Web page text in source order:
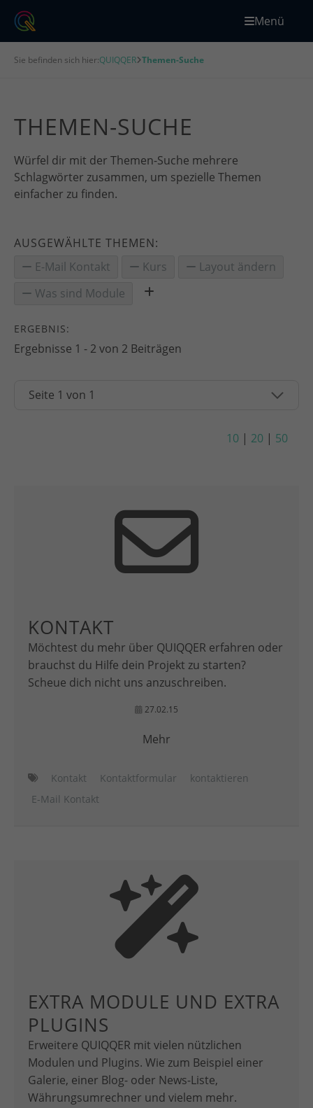
Menü
Sie befinden sich hier:QUIQQER Themen-Suche
THEMEN-SUCHE
Würfel dir mit der Themen-Suche mehrere
Schlagwörter zusammen, um spezielle Themen
einfacher zu finden.
AUSGEWÄHLTE THEMEN:
E-Mail Kontakt
Kurs
Layout ändern
Was sind Module
ERGEBNIS:
Ergebnisse 1 - 2 von 2 Beiträgen
10 | 20 | 50
KONTAKT
Möchtest du mehr über QUIQQER erfahren oder
brauchst du Hilfe dein Projekt zu starten?
Scheue dich nicht uns anzuschreiben.
27.02.15
Mehr
Kontakt Kontaktformular
kontaktieren
E-Mail Kontakt
EXTRA MODULE UND EXTRA
PLUGINS
Erweitere QUIQQER mit vielen nützlichen
Modulen und Plugins. Wie zum Beispiel einer
Galerie, einer Blog- oder News-Liste,
Währungsumrechner und vielem mehr.